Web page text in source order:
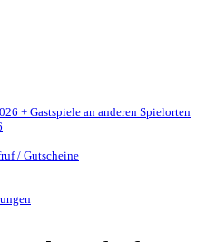
+ Gastspiele an anderen Spielorten
/ Gutscheine